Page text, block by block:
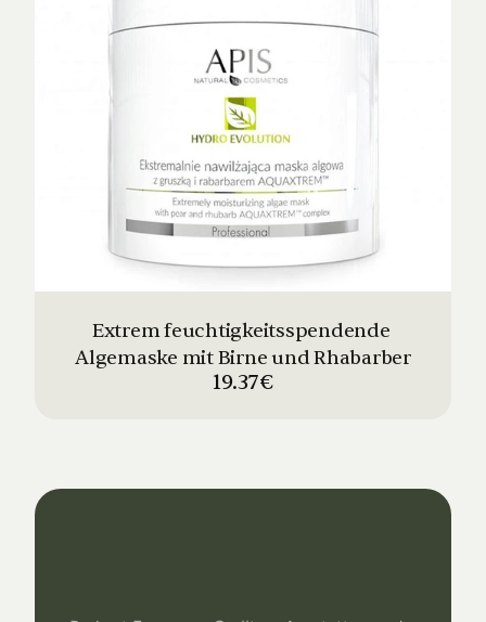
Extrem feuchtigkeitsspendende
Algemaske mit Birne und Rhabarber
19.37€